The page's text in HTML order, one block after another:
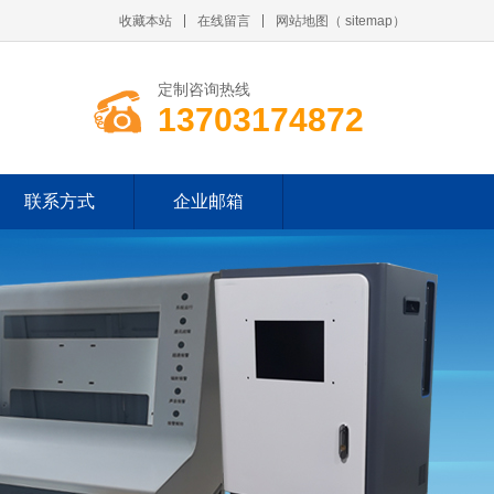
收藏本站 在线留言 网站地图 （ sitemap ）
定制咨询热线
13703174872
联系方式 企业邮箱